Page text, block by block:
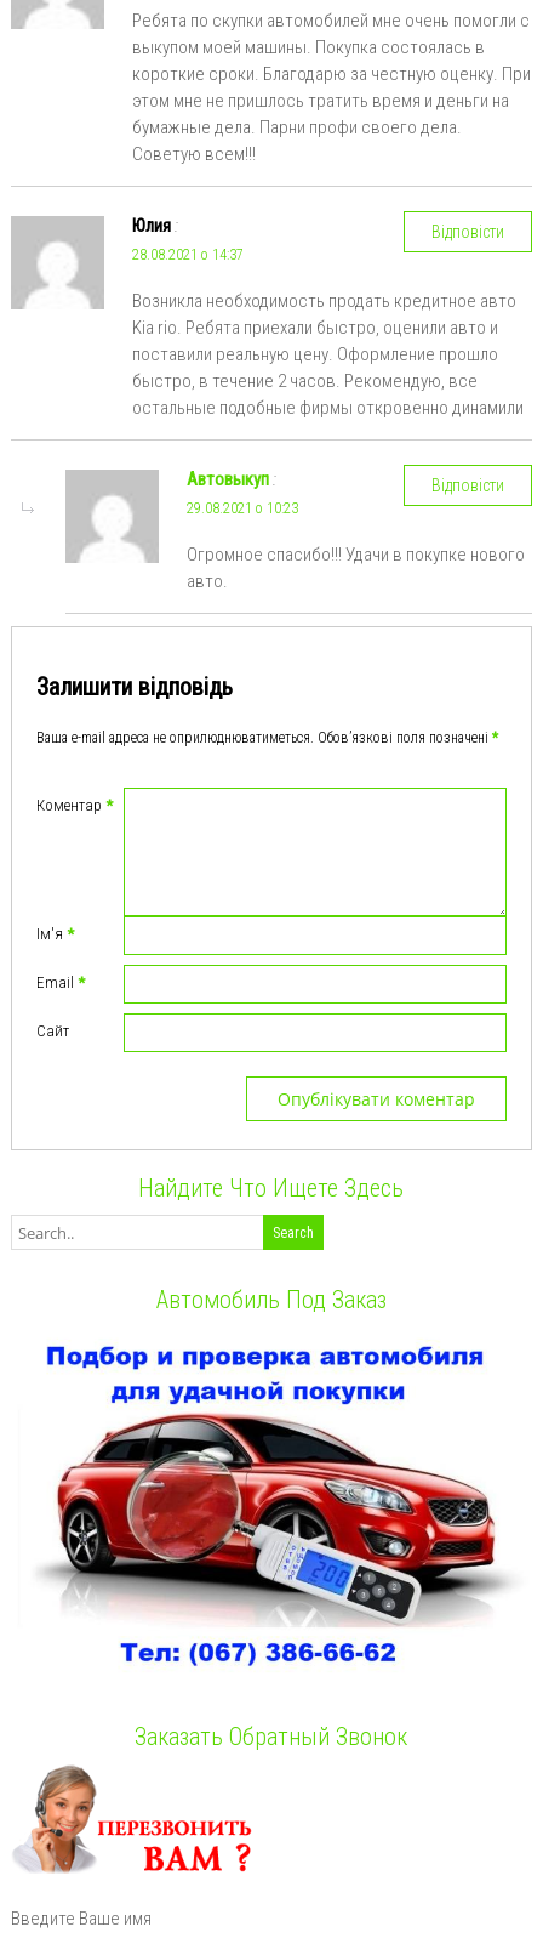
Ребята по скупки автомобилей мне очень помогли с
выкупом моей машины. Покупка состоялась в
короткие сроки. Благодарю за честную оценку. При
этом мне не пришлось тратить время и деньги на
бумажные дела. Парни профи своего дела.
Советую всем!!!
Юлия:
28.08.2021 о 14:37
Возникла необходимость продать кредитное авто
Kiа rio. Ребята приехали быстро, оценили авто и
поставили реальную цену. Оформление прошло
быстро, в течение 2 часов. Рекомендую, все
остальные подобные фирмы откровенно динамили
Відповісти
Автовыкуп:
29.08.2021 о 10:23
Огромное спасибо!!! Удачи в покупке нового
авто.
Відповісти
Залишити відповідь
Ваша e-mail адреса не оприлюднюватиметься. Обов’язкові поля позначені *
Коментар *
Ім'я *
Email *
Сайт
Найдите Что Ищете Здесь
Автомобиль Под Заказ
Заказать Обратный Звонок
Введите Ваше имя